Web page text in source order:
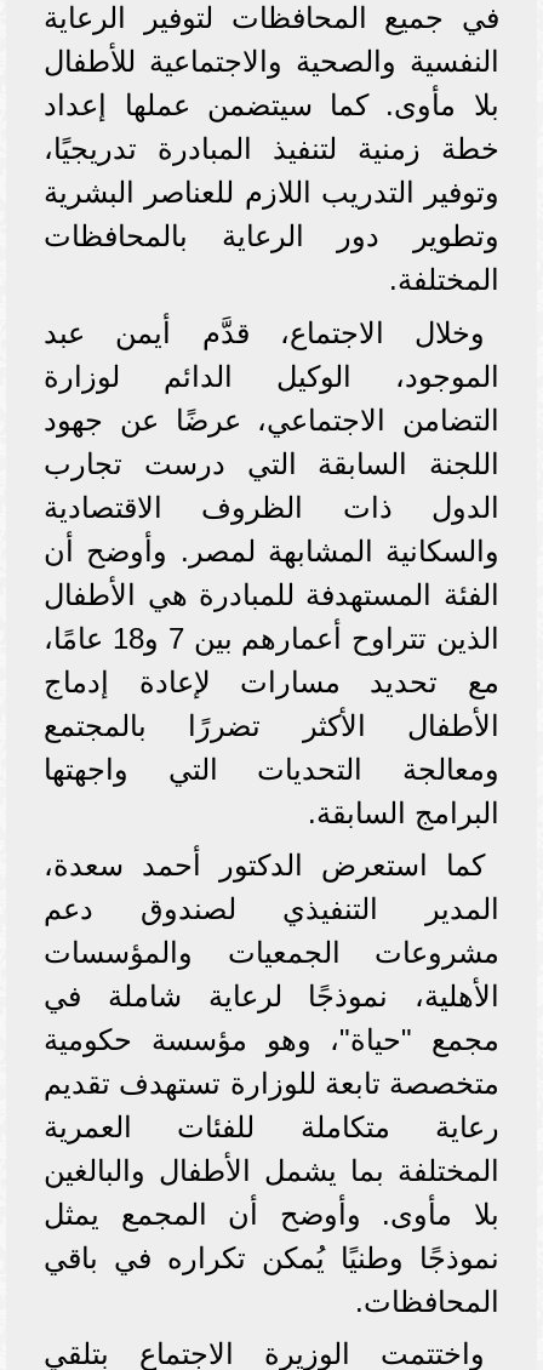
في جميع المحافظات لتوفير الرعاية
النفسية والصحية والاجتماعية للأطفال
بلا مأوى. كما سيتضمن عملها إعداد
خطة زمنية لتنفيذ المبادرة تدريجيًا،
وتوفير التدريب اللازم للعناصر البشرية
وتطوير دور الرعاية بالمحافظات
المختلفة.
وخلال الاجتماع، قدَّم أيمن عبد
الموجود، الوكيل الدائم لوزارة
التضامن الاجتماعي، عرضًا عن جهود
اللجنة السابقة التي درست تجارب
الدول ذات الظروف الاقتصادية
والسكانية المشابهة لمصر. وأوضح أن
الفئة المستهدفة للمبادرة هي الأطفال
الذين تتراوح أعمارهم بين 7 و18 عامًا،
مع تحديد مسارات لإعادة إدماج
الأطفال الأكثر تضررًا بالمجتمع
ومعالجة التحديات التي واجهتها
البرامج السابقة.
كما استعرض الدكتور أحمد سعدة،
المدير التنفيذي لصندوق دعم
مشروعات الجمعيات والمؤسسات
الأهلية، نموذجًا لرعاية شاملة في
مجمع "حياة"، وهو مؤسسة حكومية
متخصصة تابعة للوزارة تستهدف تقديم
رعاية متكاملة للفئات العمرية
المختلفة بما يشمل الأطفال والبالغين
بلا مأوى. وأوضح أن المجمع يمثل
نموذجًا وطنيًا يُمكن تكراره في باقي
المحافظات.
واختتمت الوزيرة الاجتماع بتلقي